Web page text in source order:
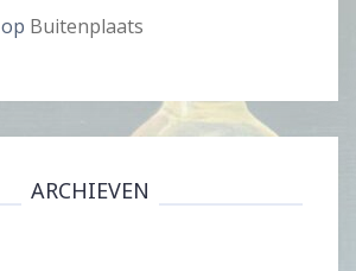
op Buitenplaats
ARCHIEVEN